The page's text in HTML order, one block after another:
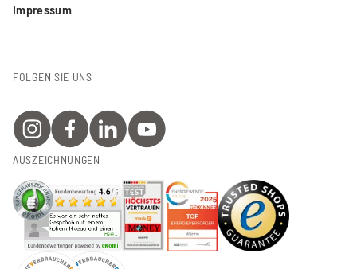
Impressum
FOLGEN SIE UNS
AUSZEICHNUNGEN